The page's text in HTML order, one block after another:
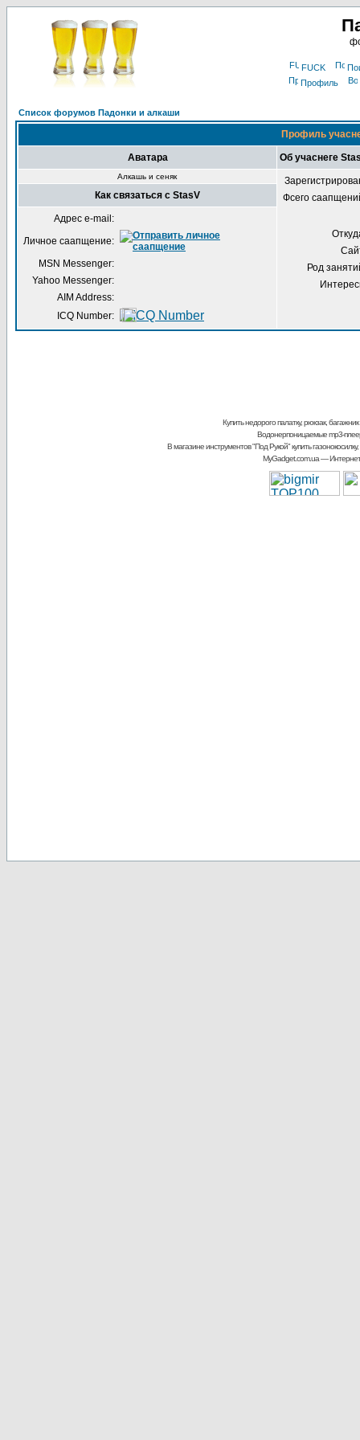
FUCK
Профиль
Список форумов Падонки и алкаши
Профиль
Аватара Об учаснеге
Алкашь и сеняк
Фсего
Род
Как связаться с StasV
Адрес e-mail:
Личное саапщение:
MSN Messenger:
Yahoo Messenger:
AIM Address:
ICQ Number:
Купить недорого палатку, рюкзак, багажник
Водонерпоницаемые mp3-
В магазине инструментов "Под Рукой"купить
MyGadget.com.ua—